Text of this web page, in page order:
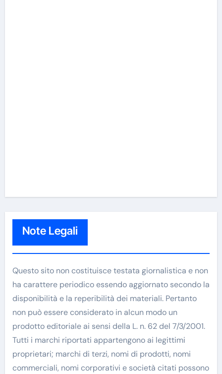
Note Legali
Questo sito non costituisce testata giornalistica e non
ha carattere periodico essendo aggiornato secondo la
disponibilità e la reperibilità dei materiali. Pertanto
non può essere considerato in alcun modo un
prodotto editoriale ai sensi della L. n. 62 del 7/3/2001.
Tutti i marchi riportati appartengono ai legittimi
proprietari; marchi di terzi, nomi di prodotti, nomi
commerciali, nomi corporativi e società citati possono